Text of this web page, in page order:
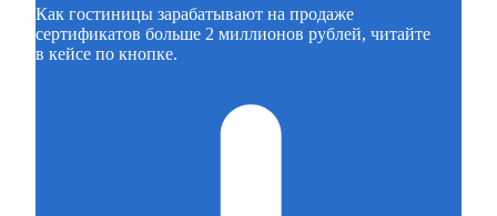
Как гостиницы зарабатывают на продаже
сертификатов больше 2 миллионов рублей, читайте
в кейсе по кнопке.